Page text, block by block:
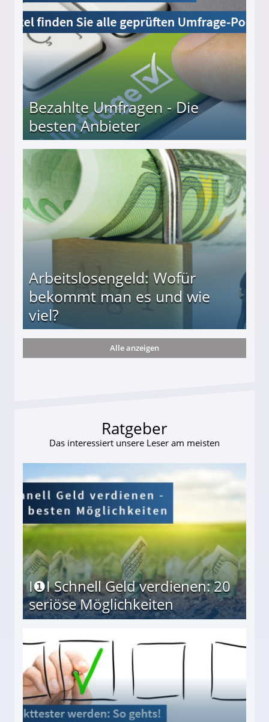
Bezahlte Umfragen - Die
besten Anbieter
Arbeitslosengeld: Wofür
bekommt man es und wie
viel?
und wie viel?
Alle anzeigen
Ratgeber
Das interessiert unsere Leser am meisten
I❶I Schnell Geld verdienen: 20
seriöse Möglichkeiten